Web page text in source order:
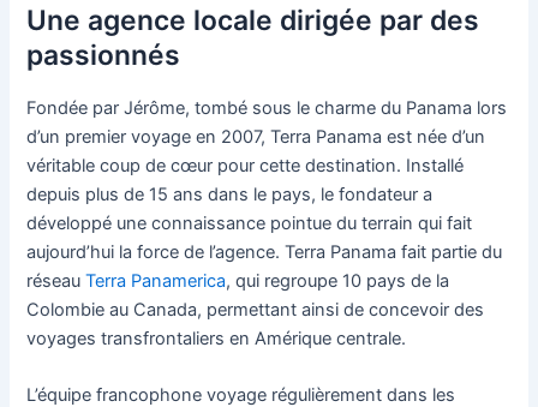
Une agence locale dirigée par des
passionnés
Fondée par Jérôme, tombé sous le charme du Panama lors
d’un premier voyage en 2007, Terra Panama est née d’un
véritable coup de cœur pour cette destination. Installé
depuis plus de 15 ans dans le pays, le fondateur a
développé une connaissance pointue du terrain qui fait
aujourd’hui la force de l’agence. Terra Panama fait partie du
réseauTerra Panamerica, qui regroupe 10 pays de la
Colombie au Canada, permettant ainsi de concevoir des
voyages transfrontaliers en Amérique centrale.
L’équipe francophone voyage régulièrement dans les